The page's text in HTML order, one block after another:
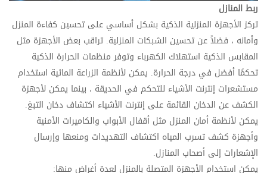
ربط المنازل
تركز الأجهزة المنزلية الذكية بشكل أساسي على تحسين كفاءة المنزل
وأمانه ، فضلاً عن تحسين الشبكات المنزلية. تراقب بعض الأجهزة مثل
المقابس الذكية استهلاك الكهرباء وتوفر منظمات الحرارة الذكية
تحكمًا أفضل في درجة الحرارة. يمكن لأنظمة الزراعة المائية استخدام
مستشعرات إنترنت الأشياء للتحكم في الحديقة ، بينما يمكن لأجهزة
الكشف عن الدخان القائمة على إنترنت الأشياء اكتشاف دخان التبغ.
يمكن لأنظمة أمان المنزل مثل أقفال الأبواب والكاميرات الأمنية
وأجهزة كشف تسرب المياه اكتشاف التهديدات ومنعها وإرسال
الإشعارات إلى أصحاب المنازل.
يمكن استخدام الأجهزة المتصلة بالمنزل لعدة أغراض منها: